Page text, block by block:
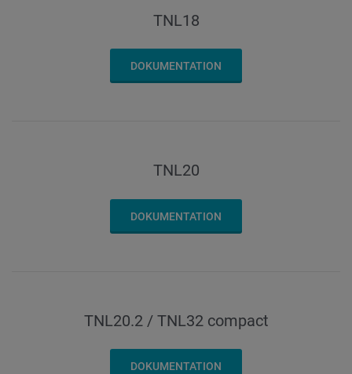
TNL18
DOKUMENTATION
TNL20
DOKUMENTATION
TNL20.2 / TNL32 compact
DOKUMENTATION